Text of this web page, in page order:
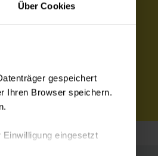
Über Cookies
gespeichert
Ihren Browser speichern.
eingesetzt